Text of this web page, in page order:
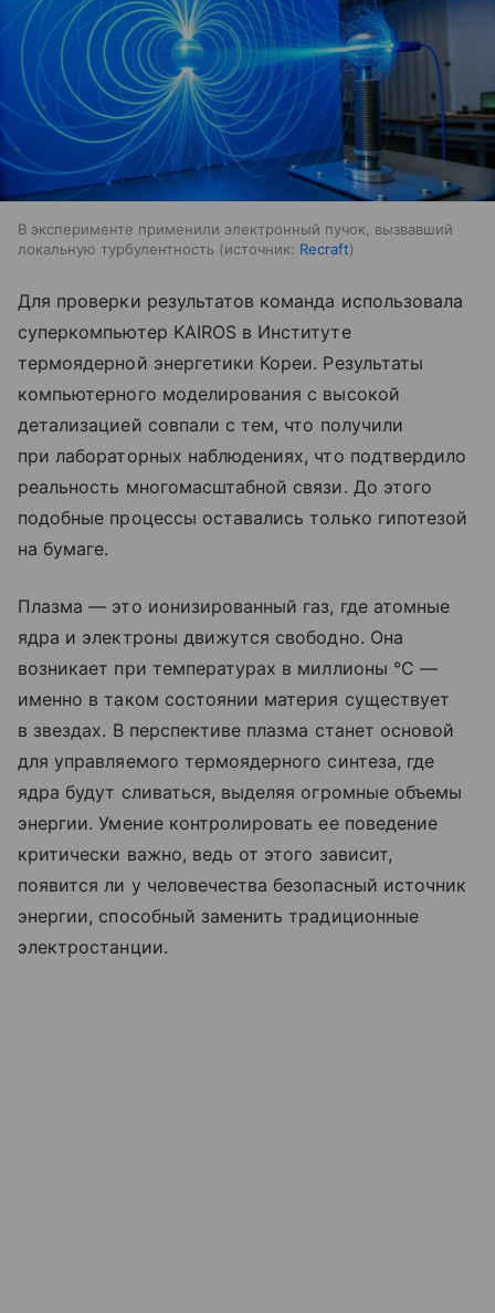
В эксперименте применили электронный пучок, вызвавший
локальную турбулентность
источник: Recraft
Для проверки результатов команда использовала
суперкомпьютер KAIROS в Институте
термоядерной энергетики Кореи. Результаты
компьютерного моделирования с высокой
детализацией совпали с тем, что получили
при лабораторных наблюдениях, что подтвердило
реальность многомасштабной связи. До этого
подобные процессы оставались только гипотезой
на бумаге.
Плазма — это ионизированный газ, где атомные
ядра и электроны движутся свободно. Она
возникает при температурах в миллионы °С —
именно в таком состоянии материя существует
в звездах. В перспективе плазма станет основой
для управляемого термоядерного синтеза, где
ядра будут сливаться, выделяя огромные объемы
энергии. Умение контролировать ее поведение
критически важно, ведь от этого зависит,
появится ли у человечества безопасный источник
энергии, способный заменить традиционные
электростанции.